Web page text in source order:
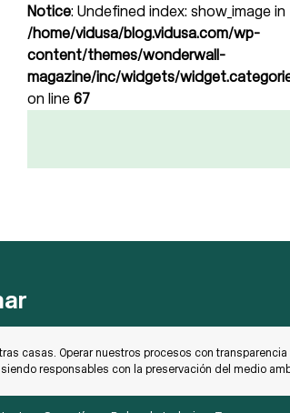
Notice: Undefined index: show_image in
/home/vidusa/blog.vidusa.com/wp-
content/themes/wonderwall-
magazine/inc/widgets/
on line 67
casas. Operar nuestros procesos con transparencia
responsables con la preservación del medio